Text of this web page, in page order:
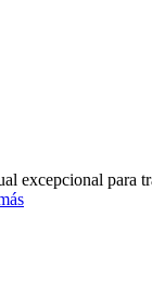
excepcional para